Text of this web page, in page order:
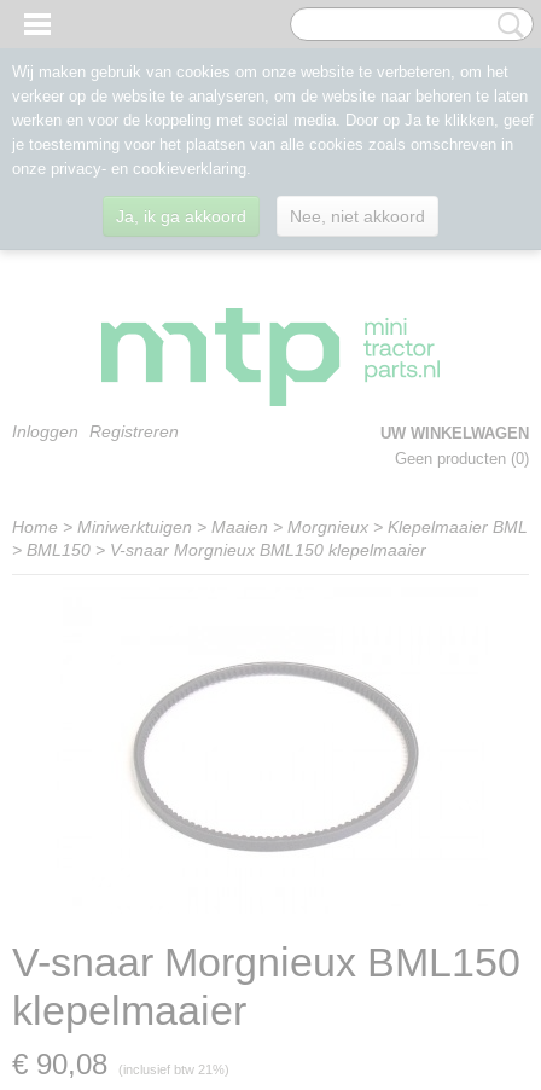
Inloggen Registreren
UW WINKELWAGEN
Geen producten (0)
Home > Miniwerktuigen > Maaien > Morgnieux > Klepelmaaier BML
> BML150 > V-snaar Morgnieux BML150 klepelmaaier
V-snaar Morgnieux BML150
klepelmaaier
€ 90,08 (inclusief btw 21%)
Wij maken gebruik van cookies om onze website te verbeteren, om het
verkeer op de website te analyseren, om de website naar behoren te laten
werken en voor de koppeling met social media. Door op Ja te klikken, geef
je toestemming voor het plaatsen van alle cookies zoals omschreven in
onze privacy- en cookieverklaring.
Ja, ik ga akkoord Nee, niet akkoord